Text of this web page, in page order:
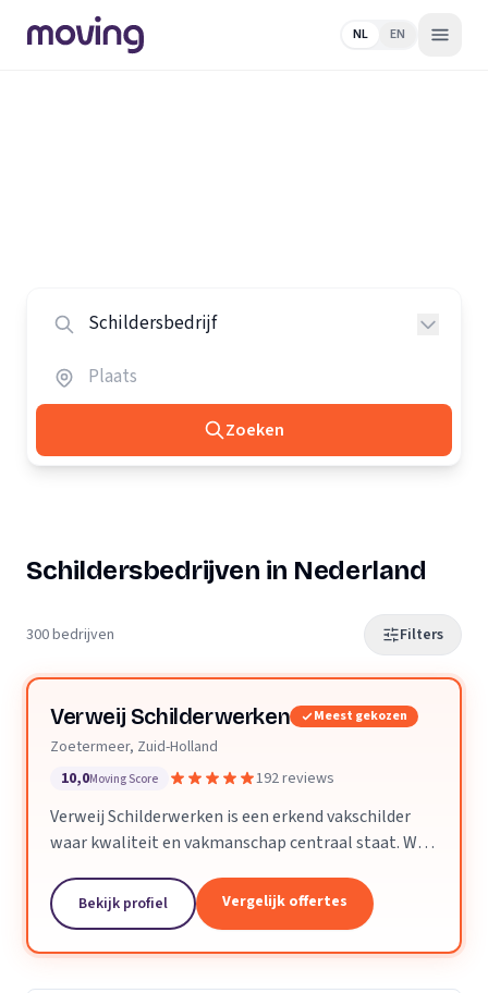
NL EN
Zoeken
Schildersbedrijven in Nederland
300 bedrijven Filters
Verweij Schilderwerken Meest gekozen
Zoetermeer, Zuid-Holland
10,0Moving Score 192 reviews
Verweij Schilderwerken is een erkend vakschilder
waar kwaliteit en vakmanschap centraal staat. Wij
opgeleverde werk.
Bekijk profiel Vergelijk offertes